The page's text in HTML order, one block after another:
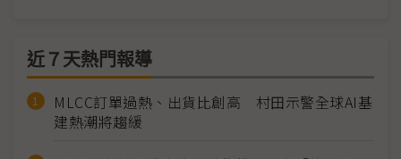
近７天熱門報導
MLCC訂單過熱、出貨比創高 村田示警全球AI基
建熱潮將趨緩